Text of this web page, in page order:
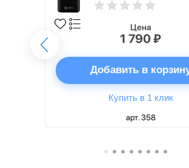
Цена
1 790 ₽
Добавить в
Купить в 1 клик
арт. 358